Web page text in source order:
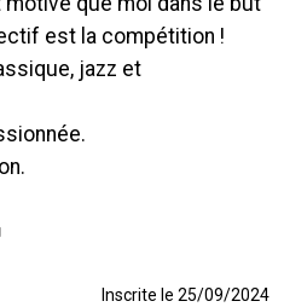
est la compétition !
jazz et
Inscrite le 25/09/2024